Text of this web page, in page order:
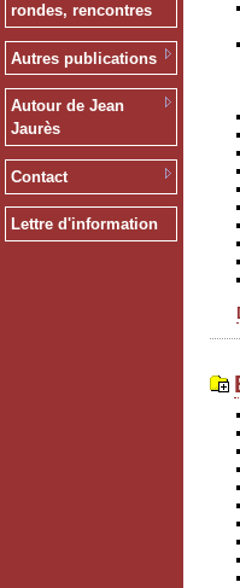
rondes, rencontres
Autres publications
Autour de Jean
Jaurès
Contact
Lettre d'information